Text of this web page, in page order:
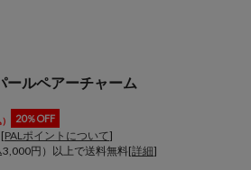
ールペアーチャーム
20％OFF
PALポイントについて]
円）以上で送料無料[詳細]